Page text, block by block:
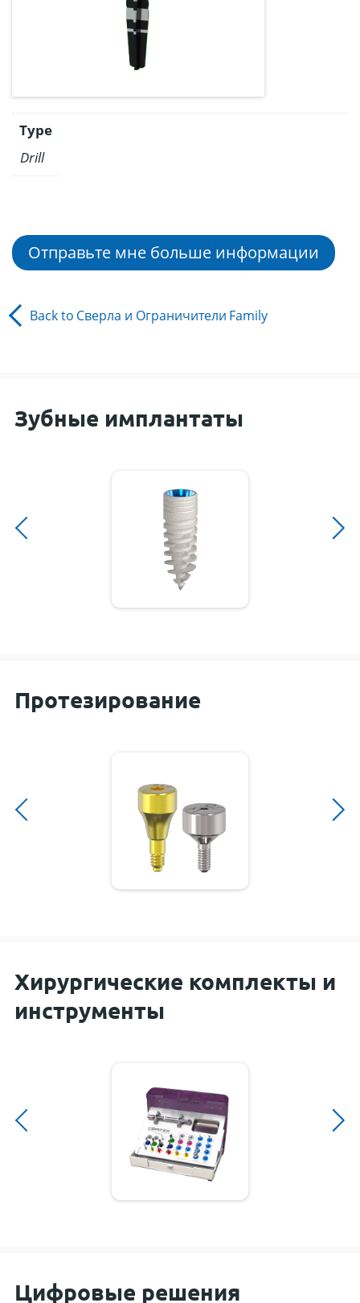
Type
Drill
Отправьте мне больше информации
Back to Сверла и Ограничители Family
Зубные имплантаты
Протезирование
Хирургические комплекты и
инструменты
Цифровые решения